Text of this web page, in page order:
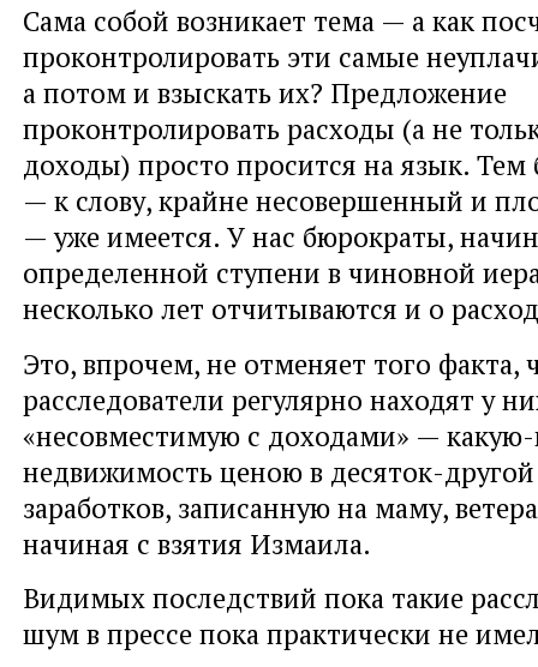
Сама собой возникает тема — а как
проконтролировать эти самые
а потом и взыскать их? Предложение
проконтролировать расходы (а не
доходы) просто просится на язык. Тем
— к слову, крайне несовершенный и
— уже имеется. У нас бюрократы,
определенной ступени в чиновной
несколько лет отчитываются и о
Это, впрочем, не отменяет того факта,
расследователи регулярно находят у
«несовместимую с доходами» —
недвижимость ценою в десяток-
заработков, записанную на маму,
начиная с взятия Измаила.
Видимых последствий пока такие
шум в прессе пока практически не